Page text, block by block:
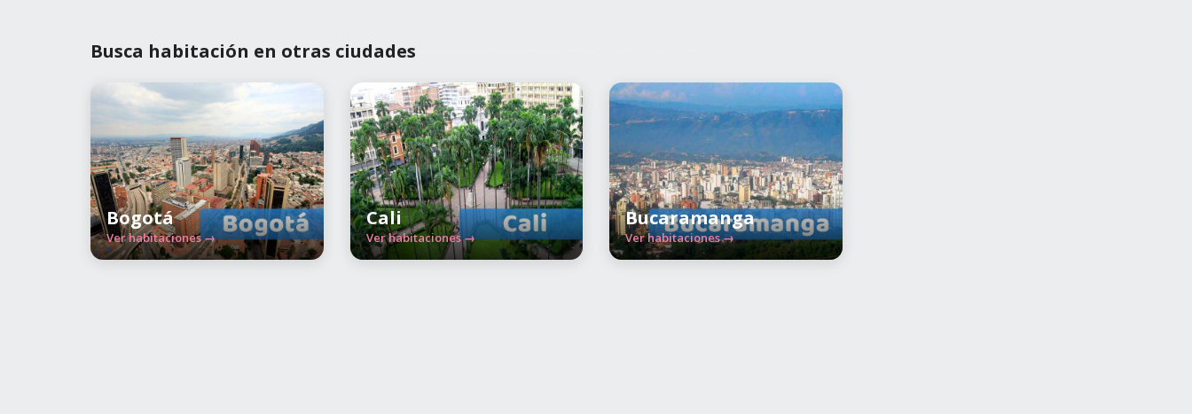
Busca habitación en otras ciudades
Bogotá
Ver habitaciones →
Cali
Ver habitaciones →
Bucaramanga
Ver habitaciones →